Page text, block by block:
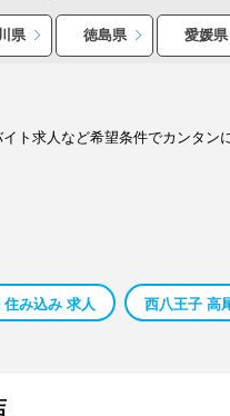
県 徳島県 愛媛県
ト求人など希望条件でカンタン
住み込み 求人 西八王子 高